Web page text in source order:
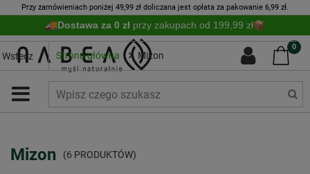
Przy zamówieniach poniżej 49,99 zł doliczana jest opłata za pakowanie 6,99 zł.
Dostawa za 0 zł przy zakupach od 199,99 zł
0
Wstecz Strona główna Mizon
Mizon (6 PRODUKTÓW)